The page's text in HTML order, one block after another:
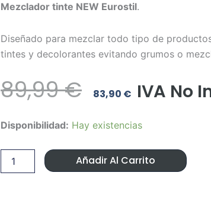
Mezclador tinte NEW Eurostil.
Diseñado para mezclar todo tipo de
tintes y decolorantes evitando grumos o
89,99€ El
Original
Era:
89,99 €.
83,90 €El
Actual
Es:
83,90 €.
IVA No
Disponibilidad: Hay existencias
Mezclador
tinte
Eurostil.
Añadir Al Carrito